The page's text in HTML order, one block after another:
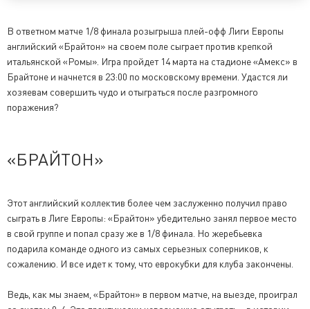
В ответном матче 1/8 финала розыгрыша плей-офф Лиги Европы
английский «Брайтон» на своем поле сыграет против крепкой
итальянской «Ромы». Игра пройдет 14 марта на стадионе «Амекс» в
Брайтоне и начнется в 23:00 по московскому времени. Удастся ли
хозяевам совершить чудо и отыграться после разгромного
поражения?
«БРАЙТОН»
Этот английский коллектив более чем заслуженно получил право
сыграть в Лиге Европы: «Брайтон» убедительно занял первое место
в свой группе и попал сразу же в 1/8 финала. Но жеребьевка
подарила команде одного из самых серьезных соперников, к
сожалению. И все идет к тому, что еврокубки для клуба закончены.
Ведь, как мы знаем, «Брайтон» в первом матче, на выезде, проиграл